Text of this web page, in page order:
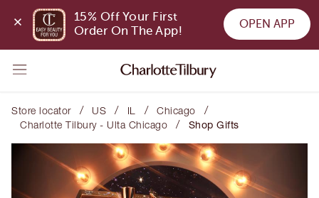
15% Off Your First
Order On The App!
OPEN APP
Store locator / US / IL / Chicago /
Charlotte Tilbury - Ulta Chicago / Shop Gifts